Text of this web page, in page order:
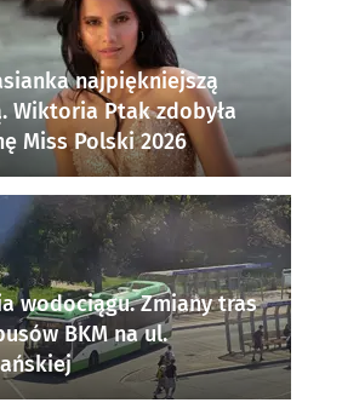
najpiękniejszą
Wiktoria Ptak zdobyła
Miss Polski 2026
wodociągu. Zmiany tras
BKM na ul.